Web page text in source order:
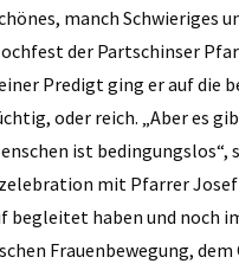
manch Schwieriges
der Partschinser
Predigt ging er auf die
oder reich. „Aber es
ist
mit Pfarrer Josef
begleitet haben und noch
Frauenbewegung, dem